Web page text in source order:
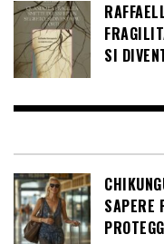
SI
SAPERE